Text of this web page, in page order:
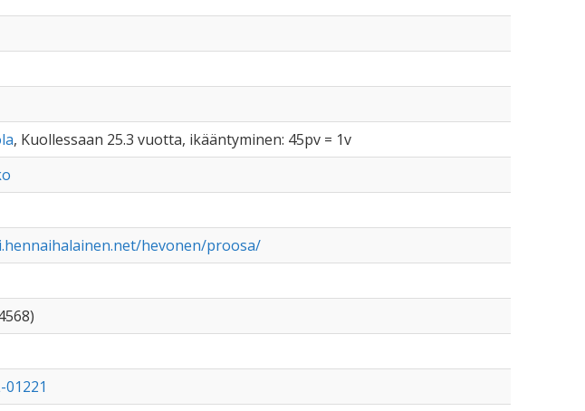
, Kuollessaan 25.3 vuotta, ikääntyminen: 45pv = 1v
hevonen/proosa/
01221